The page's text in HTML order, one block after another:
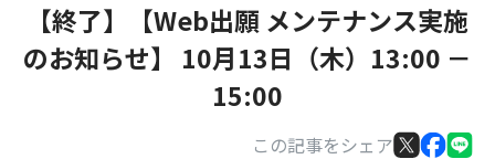
この記事をシェア
【終了】【Web出願 メンテナンス実施
のお知らせ】 10月13日（木）13:00 －
15:00